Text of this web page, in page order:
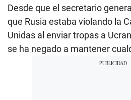
Desde que el secretario
que Rusia estaba violando la
Unidas al enviar tropas a
se ha negado a mantener